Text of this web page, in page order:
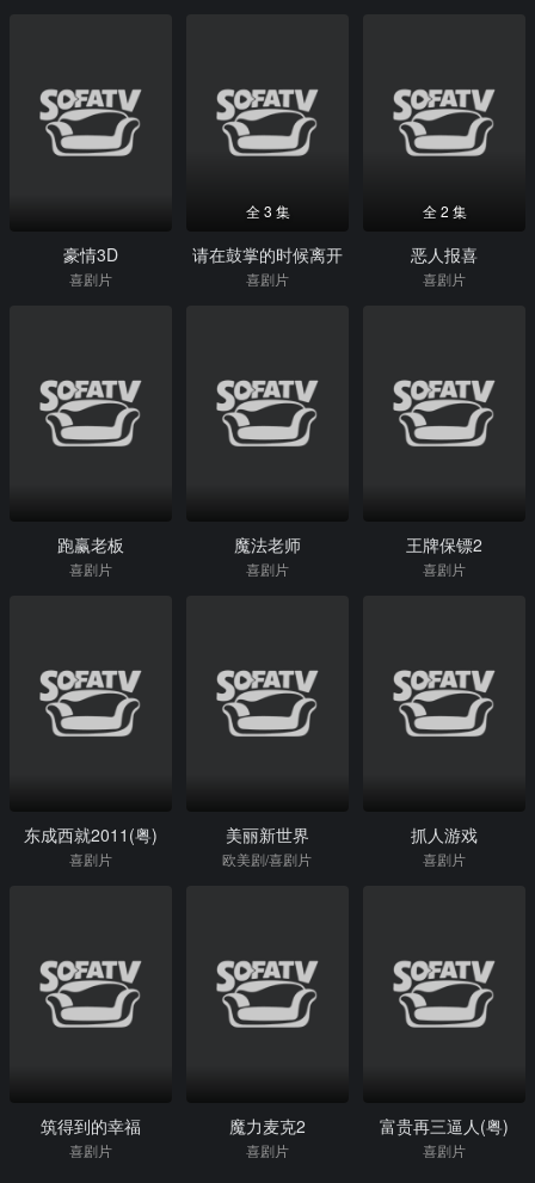
豪情3D
喜剧片
全 3 集
请在鼓掌的时候离开
喜剧片
全 2 集
恶人报喜
喜剧片
跑赢老板
喜剧片
魔法老师
喜剧片
王牌保镖2
喜剧片
东成西就2011(粤)
喜剧片
美丽新世界
欧美剧/喜剧片
抓人游戏
喜剧片
筑得到的幸福
喜剧片
魔力麦克2
喜剧片
富贵再三逼人(粤)
喜剧片